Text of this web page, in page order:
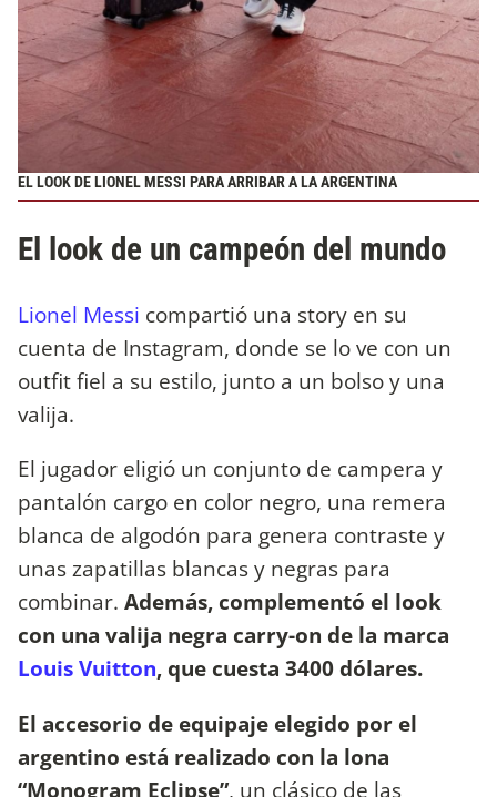
EL LOOK DE LIONEL MESSI PARA ARRIBAR A LA ARGENTINA
El look de un campeón del mundo
Lionel Messi compartió una story en su
cuenta de Instagram, donde se lo ve con un
outfit fiel a su estilo, junto a un bolso y una
valija.
El jugador eligió un conjunto de campera y
pantalón cargo en color negro, una remera
blanca de algodón para genera contraste y
unas zapatillas blancas y negras para
combinar. Además, complementó el look
con una valija negra carry-on de la marca
Louis Vuitton, que cuesta 3400 dólares.
El accesorio de equipaje elegido por el
argentino está realizado con la lona
“Monogram Eclipse”, un clásico de las